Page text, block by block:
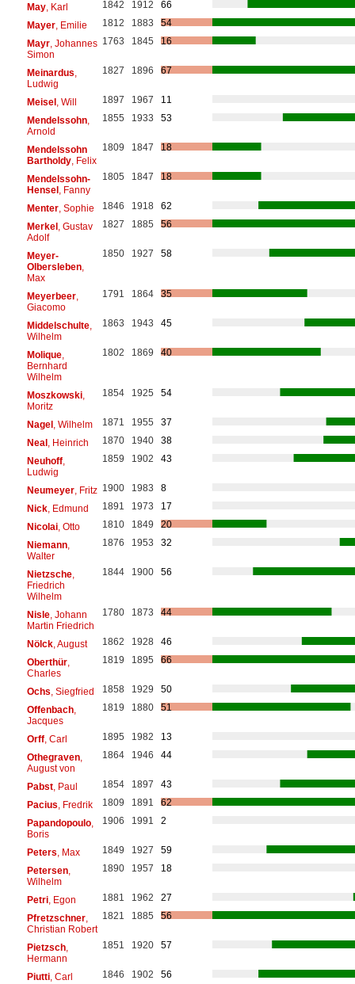
May, Karl 1842 1912
66
Mayer, Emilie 1812 1883
54
Mayr, Johannes
Simon
1763 1845 16
Meinardus
Ludwig
1827 1896 67
Meisel, Will 1897 1967
11
Mendelssohn,
Arnold
1855 1933 53
Mendelssohn
Bartholdy, Felix
1809 1847 18
Mendelssohn-
Hensel, Fanny
1805 1847 18
Menter, Sophie 1846 1918
62
Merkel, Gustav
Adolf
1827 1885 56
Meyer-
Olbersleben,
Max
1850 1927 58
Meyerbeer,
Giacomo
1791 1864 35
Middelschulte,
Wilhelm
1863 1943 45
Molique,
Bernhard
Wilhelm
1802 1869 40
Moszkowski,
Moritz
1854 1925 54
Nagel, Wilhelm 1871 1955
37
Neal, Heinrich 1870 1940
38
Neuhoff,
Ludwig
1859 1902 43
Neumeyer, Fritz 1900 1983
8
Nick, Edmund 1891 1973
17
Nicolai, Otto 1810 1849
20
Niemann,
Walter
1876 1953 32
Nietzsche,
Friedrich
Wilhelm
1844 1900 56
Nisle, Johann
Martin Friedrich
1780 1873 44
Nölck, August 1862 1928
46
Oberthür,
Charles
1819 1895 66
Ochs , Siegfried 1858 1929
50
Offenbach,
Jacques
1819 1880 51
Orff, Carl 1895 1982
13
Othegraven,
August von
1864 1946 44
Pabst, Paul 1854 1897
43
Pacius , Fredrik 1809 1891
62
Papandopoulo,
Boris
1906 1991 2
Peters , Max 1849 1927
59
Petersen,
Wilhelm
1890 1957 18
Petri, Egon 1881 1962
27
Pfretzschner,
Christian Robert
1821 1885 56
Pietzsch,
Hermann
1851 1920 57
Piutti, Carl 1846 1902
56